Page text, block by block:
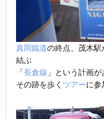
真岡鐵道の終点、茂木
結ぶ
「 長倉線 」という計画が
その跡を歩く ツアーに参